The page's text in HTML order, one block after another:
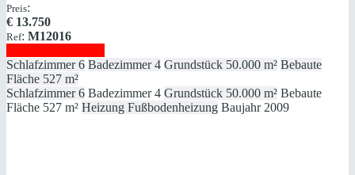
Preis:
€ 13.750
Ref: M12016
Schlafzimmer 6 Badezimmer 4 Grundstück 50.000 m² Bebaute
Fläche 527 m²
Schlafzimmer 6 Badezimmer 4 Grundstück 50.000 m² Bebaute
Fläche 527 m² Heizung Fußbodenheizung Baujahr 2009